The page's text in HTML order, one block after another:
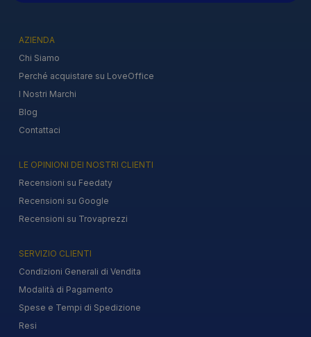
AZIENDA
Chi Siamo
Perché acquistare su LoveOffice
I Nostri Marchi
Blog
Contattaci
LE OPINIONI DEI NOSTRI CLIENTI
Recensioni su Feedaty
Recensioni su Google
Recensioni su Trovaprezzi
SERVIZIO CLIENTI
Condizioni Generali di Vendita
Modalità di Pagamento
Spese e Tempi di Spedizione
Resi